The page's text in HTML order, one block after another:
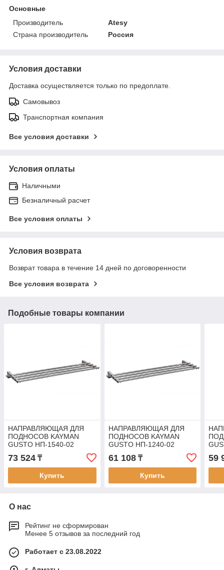
Основные
Производитель
Atesy
Страна производитель
Россия
Условия доставки
Доставка осуществляется только по предоплате.
Самовывоз
Транспортная компания
Все условия доставки
Условия оплаты
Наличными
Безналичный расчет
Все условия оплаты
Условия возврата
Возврат товара в течение 14 дней по договоренности
Все условия возврата
Подобные товары компании
НАПРАВЛЯЮЩАЯ ДЛЯ
ПОДНОСОВ KAYMAN
GUSTO НП-1540-02
73 524 ₸
Купить
НАПРАВЛЯЮЩАЯ ДЛЯ
ПОДНОСОВ KAYMAN
GUSTO НП-1240-02
61 108₸
Купить
59
О нас
Рейтинг не сформирован
Менее 5 отзывов за последний год
Работает с 23.08.2022